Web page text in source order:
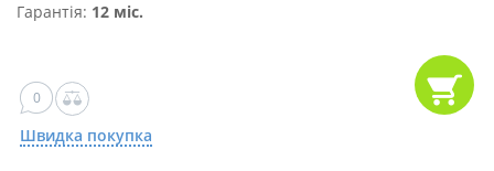
Гарантія: 12 міс.
0
Швидка покупка